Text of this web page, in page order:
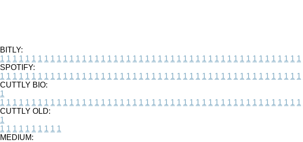
BITLY:
1 1 1 1 1 1 1 1 1 1 1 1 1 1 1 1 1 1 1 1 1 1 1 1 1 1 1 1 1 1 1 1 1 1 1 1 1 1 1 1 1 1 1 1 1 1 1 1
SPOTIFY:
1 1 1 1 1 1 1 1 1 1 1 1 1 1 1 1 1 1 1 1 1 1 1 1 1 1 1 1 1 1 1 1 1 1 1 1 1 1 1 1 1 1 1 1 1 1 1 1
CUTTLY BIO:
1
1 1 1 1 1 1 1 1 1 1 1 1 1 1 1 1 1 1 1 1 1 1 1 1 1 1 1 1 1 1 1 1 1 1 1 1 1 1 1 1 1 1 1 1 1 1 1 1
CUTTLY OLD:
1
1 1 1 1 1 1 1 1 1 1
MEDIUM: